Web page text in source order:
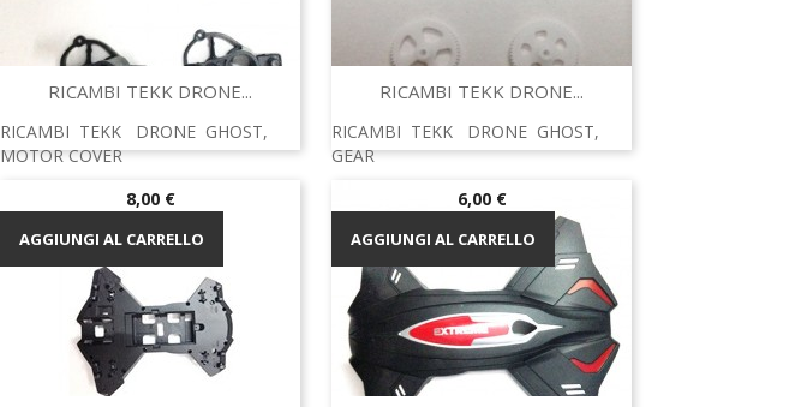
Anteprima
RICAMBI TEKK DRONE...
RICAMBI TEKK DRONE GHOST,
MOTOR COVER
Prezzo
8,00 €
AGGIUNGI AL CARRELLO
Anteprima
RICAMBI TEKK DRONE...
RICAMBI TEKK DRONE GHOST,
GEAR
Prezzo
6,00 €
AGGIUNGI AL CARRELLO